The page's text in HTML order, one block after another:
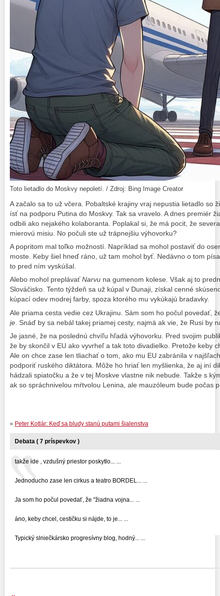
Toto lietadlo do Moskvy nepoletí. / Zdroj: Bing Image Creator
A začalo sa to už včera. Pobaltské krajiny vraj nepustia lietadlo so
ísť na podporu Putina do Moskvy. Tak sa vravelo. A dnes premiér
odbili ako nejakého kolaboranta. Poplakal si, že má pocit, že
mierovú misiu. No počuli ste už trápnejšiu výhovorku?
A popritom mal toľko možností. Napríklad sa mohol postaviť do
moste. Keby šiel hneď ráno, už tam mohol byť. Nedávno o tom
to pred ním vyskúšal.
Alebo mohol preplávaťNarvu na gumenom kolese. Však aj to
Slováčisko. Tento týždeň sa už kúpal v Dunaji, získal cenné
kúpací odev modrej farby, spoza ktorého mu vykúkajú bradavky.
Ale priama cesta vedie cez Ukrajinu. Sám som ho počul povedať,
je . Snáď by sa nebál takej priamej cesty, najmä ak vie, že Rusi by
Je jasné, že na poslednú chvíľu hľadá výhovorku. Pred svojim
že by skončil v EU ako vyvrheľ a tak toto divadielko. Pretože keby
Ale on chce zase len tliachať o tom, ako mu EU zabránila v
podporiť ruského diktátora. Môže ho hriať len myšlienka, že aj iní
hádzali spiatočku a že v tej Moskve vlastne nik nebude. Takže s
ak so spráchnivelou mŕtvolou Lenina, ale mauzóleum bude počas
« Peter Kotlár: Keď sa bludy stanú putami šialenstva
Debata ( 7 príspevkov )
takže ide , vzdušný priestor poskytlo... ...
Jednoducho zase len cirkus a teatro BORDEL... ...
Ja som ho počul povedať, že "žiadna vojna... ...
áno, keby chcel, cestičku si nájde, to je... ...
Typický slniečkársko progresívny blog, hodný... ...